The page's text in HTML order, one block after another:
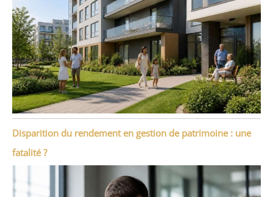
Disparition du rendement en gestion de patrimoine : une
fatalité ?